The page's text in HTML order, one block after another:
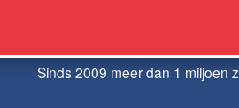
Sinds 2009 meer dan 1 miljoen